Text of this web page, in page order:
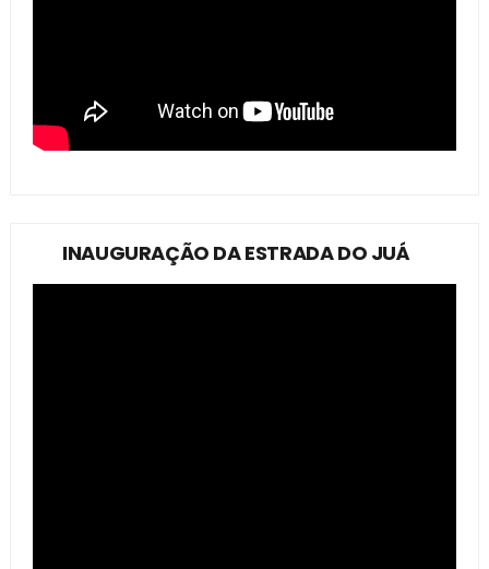
INAUGURAÇÃO DA ESTRADA DO JUÁ